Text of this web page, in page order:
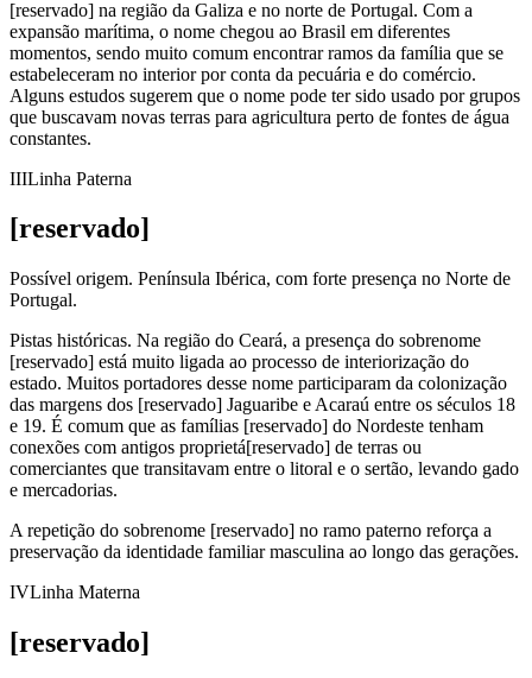
[reservado] na região da Galiza e no norte de Portugal. Com a
expansão marítima, o nome chegou ao Brasil em diferentes
momentos, sendo muito comum encontrar ramos da família que se
estabeleceram no interior por conta da pecuária e do comércio.
Alguns estudos sugerem que o nome pode ter sido usado por grupos
que buscavam novas terras para agricultura perto de fontes de água
constantes.
IIILinha Paterna
[reservado]
Possível origem. Península Ibérica, com forte presença no Norte de
Portugal.
Pistas históricas. Na região do Ceará, a presença do sobrenome
[reservado] está muito ligada ao processo de interiorização do
estado. Muitos portadores desse nome participaram da colonização
das margens dos [reservado] Jaguaribe e Acaraú entre os séculos 18
e 19. É comum que as famílias [reservado] do Nordeste tenham
conexões com antigos proprietá[reservado] de terras ou
comerciantes que transitavam entre o litoral e o sertão, levando gado
e mercadorias.
A repetição do sobrenome [reservado] no ramo paterno reforça a
preservação da identidade familiar masculina ao longo das gerações.
IVLinha Materna
[reservado]